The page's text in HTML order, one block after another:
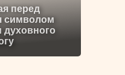
перед
символом